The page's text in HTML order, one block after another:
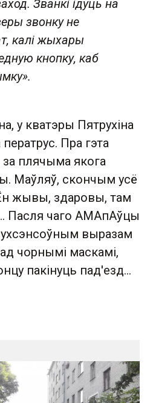
Званкі ідуць на
звонку не
калі жыхары
кнопку, каб
у кватэры Пятрухіна
Пра гэта
за плячыма якога
Маўляў, скончым усё
жывы, здаровы, там
Пасля чаго АМАпАўцы
выразам
чорнымі маскамі,
пакінуць пад'езд...